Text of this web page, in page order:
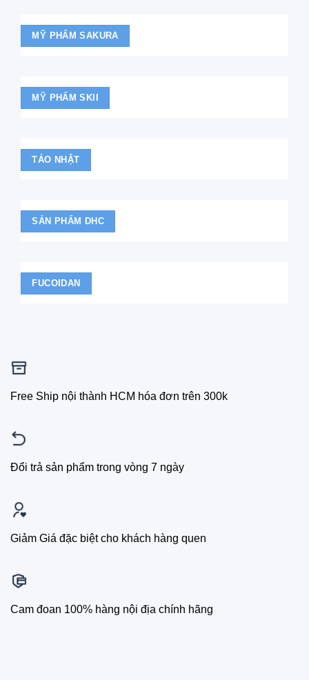
MỸ PHẨM SAKURA
MỸ PHẨM SKII
TẢO NHẬT
SẢN PHẨM DHC
FUCOIDAN
Free Ship nội thành HCM hóa đơn trên 300k
Đổi trả sản phẩm trong vòng 7 ngày
Giảm Giá đặc biệt cho khách hàng quen
Cam đoan 100% hàng nội địa chính hãng